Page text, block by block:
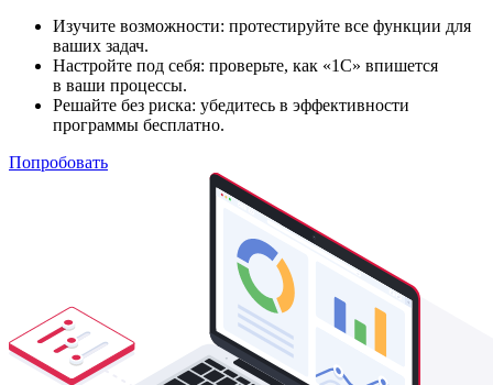
Изучите возможности: протестируйте все функции для
ваших задач.
Настройте под себя: проверьте, как «1С» впишется
в ваши процессы.
Решайте без риска: убедитесь в эффективности
программы бесплатно.
Попробовать